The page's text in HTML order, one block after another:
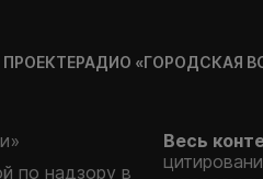
ПРОЕКТЕРАДИО «ГОРОДСКАЯ
по надзору в
Весь